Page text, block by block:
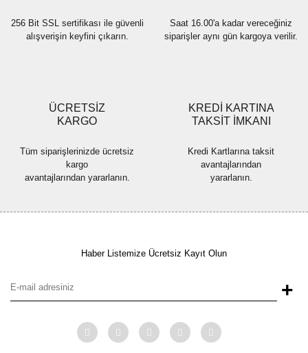
256 Bit SSL sertifikası ile güvenli
alışverişin keyfini çıkarın.
Saat 16.00'a kadar vereceğiniz
siparişler aynı gün kargoya verilir.
ÜCRETSİZ
KARGO
Tüm siparişlerinizde ücretsiz
kargo
avantajlarından yararlanın.
KREDİ KARTINA
TAKSİT İMKANI
Kredi Kartlarına taksit
avantajlarından
yararlanın.
Haber Listemize Ücretsiz Kayıt Olun
+